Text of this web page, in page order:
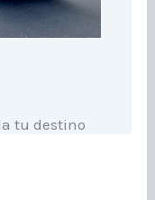
tu destino